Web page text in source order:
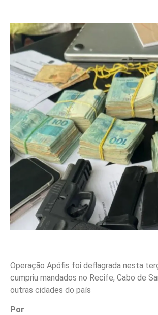
Operação Apófis foi deflagrada nesta
cumpriu mandados no Recife, Cabo de
outras cidades do país
Por